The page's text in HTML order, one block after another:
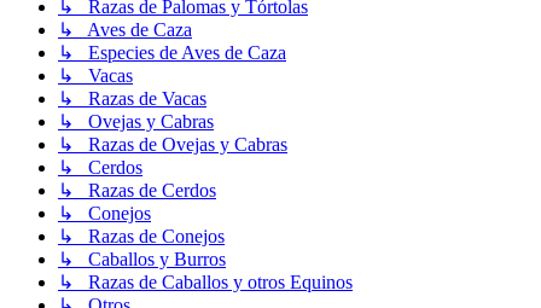
↳ Razas de Palomas y Tórtolas
↳ Aves de Caza
↳ Especies de Aves de Caza
↳ Vacas
↳ Razas de Vacas
↳ Ovejas y Cabras
↳ Razas de Ovejas y Cabras
↳ Cerdos
↳ Razas de Cerdos
↳ Conejos
↳ Razas de Conejos
↳ Caballos y Burros
↳ Razas de Caballos y otros Equinos